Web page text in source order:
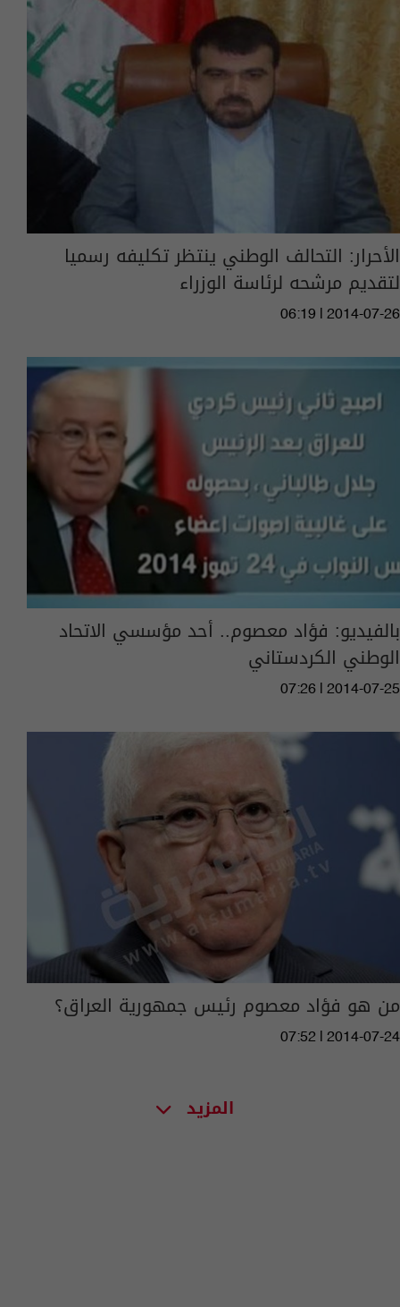
الأحرار: التحالف الوطني ينتظر تكليفه رسميا
لتقديم مرشحه لرئاسة الوزراء
06:19 | 2014-07-26
بالفيديو: فؤاد معصوم.. أحد مؤسسي الاتحاد
الوطني الكردستاني
07:26 | 2014-07-25
من هو فؤاد معصوم رئيس جمهورية العراق؟
07:52 | 2014-07-24
المزيد